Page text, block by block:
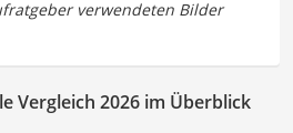
Vergleich 2026 im Überblick